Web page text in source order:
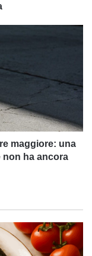
maggiore: una
non ha ancora